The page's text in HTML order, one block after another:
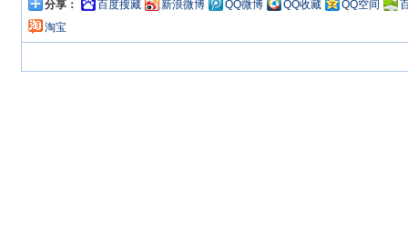
分享： 百度搜藏 新浪微博 QQ微博 QQ收藏 QQ空间
淘宝